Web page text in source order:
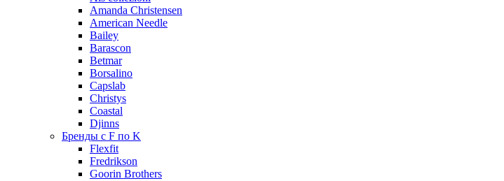
Amanda Christensen
American Needle
Bailey
Barascon
Betmar
Borsalino
Capslab
Christys
Coastal
Djinns
Бренды с F по K
Flexfit
Fredrikson
Goorin Brothers